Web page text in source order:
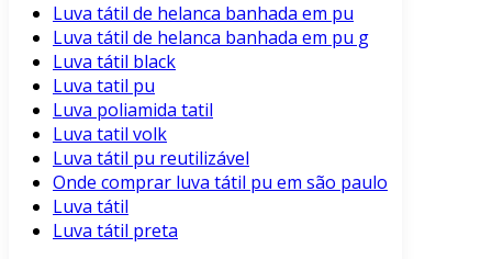
Luva tátil de helanca banhada em pu
Luva tátil de helanca banhada em pu g
Luva tátil black
Luva tatil pu
Luva poliamida tatil
Luva tatil volk
Luva tátil pu reutilizável
Onde comprar luva tátil pu em são paulo
Luva tátil
Luva tátil preta